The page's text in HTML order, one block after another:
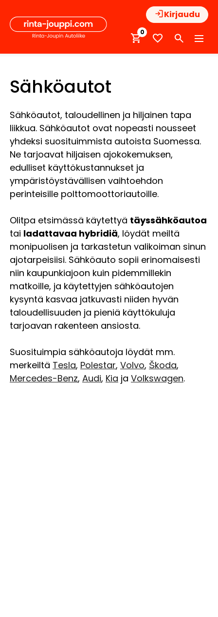
sisältöön
Kirjaudu
0
Sähköautot
Sähköautot, taloudellinen ja hiljainen tapa
liikkua. Sähköautot ovat nopeasti nousseet
yhdeksi suosituimmista autoista Suomessa.
Ne tarjoavat hiljaisen ajokokemuksen,
edulliset käyttökustannukset ja
ympäristöystävällisen vaihtoehdon
perinteisille polttomoottoriautoille.
Olitpa etsimässä käytettyä täyssähköautoa
tai ladattavaa hybridiä, löydät meiltä
monipuolisen ja tarkastetun valikoiman sinun
ajotarpeisiisi. Sähköauto sopii erinomaisesti
niin kaupunkiajoon kuin pidemmillekin
matkoille, ja käytettyjen sähköautojen
kysyntä kasvaa jatkuvasti niiden hyvän
taloudellisuuden ja pieniä käyttökuluja
tarjoavan rakenteen ansiosta.
Suosituimpia sähköautoja löydät mm.
merkeiltä Tesla, Polestar, Volvo, Škoda,
Mercedes-Benz, Audi, Kia ja Volkswagen.